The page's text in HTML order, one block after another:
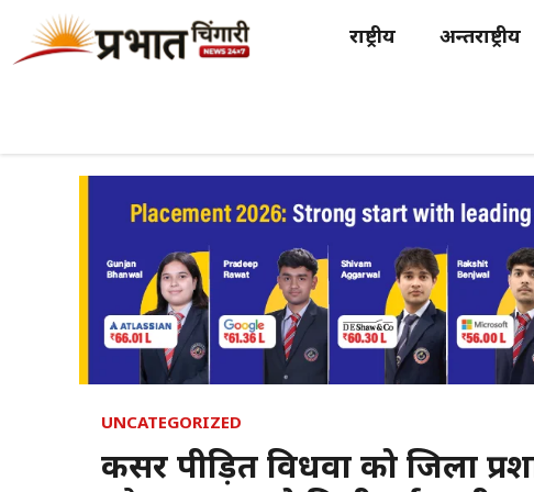
राष्ट्रीय अन्तर्राष्ट्रीय
UNCATEGORIZED
कैंसर पीड़ित विधवा को जिला